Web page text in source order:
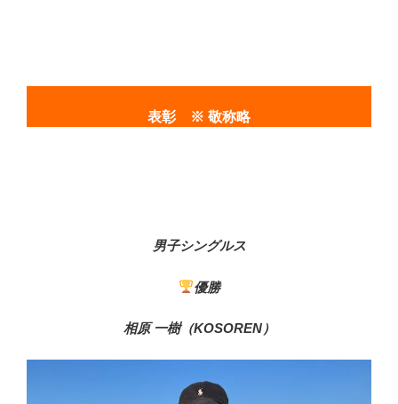
表彰 ※ 敬称略
男子シングルス
優勝
相原 一樹（KOSOREN）